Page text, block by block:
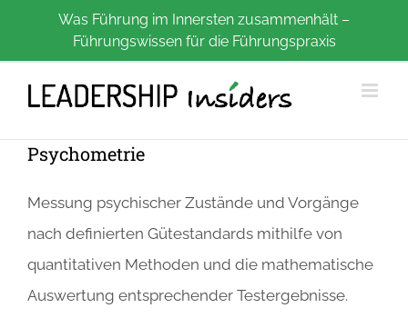
Was Führung im Innersten zusammenhält –
Führungswissen für die Führungspraxis
Psychometrie
Messung psychischer Zustände und Vorgänge
nach definierten Gütestandards mithilfe von
quantitativen Methoden und die mathematische
Auswertung entsprechender Testergebnisse.